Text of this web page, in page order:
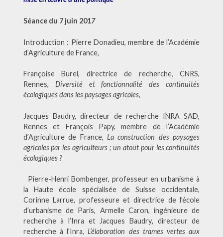
Séance du 7 juin 2017
Introduction : Pierre Donadieu, membre de l’Académie
d’Agriculture de France,
Françoise Burel, directrice de recherche, CNRS,
Rennes, Diversité et fonctionnalité des continuités
écologiques dans les paysages agricoles,
Jacques Baudry, directeur de recherche INRA SAD,
Rennes et François Papy, membre de l’Académie
d’Agriculture de France, La construction des paysages
agricoles par les agriculteurs ; un atout pour les continuités
écologiques ?
Pierre-Henri Bombenger, professeur en urbanisme à
la Haute école spécialisée de Suisse occidentale,
Corinne Larrue, professeure et directrice de l’école
d’urbanisme de Paris, Armelle Caron, ingénieure de
recherche à l’Inra et Jacques Baudry, directeur de
recherche à l’Inra, L’élaboration des trames vertes aux